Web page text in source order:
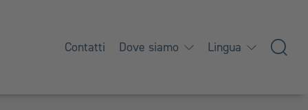
Contatti Dove siamo Lingua